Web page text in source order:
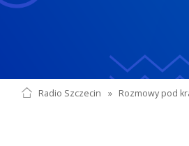
Radio Szczecin » Rozmowy pod